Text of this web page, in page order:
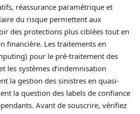
réassurance paramétrique et
du risque permettent aux
des protections plus ciblées tout en
financière. Les traitements en
pour le pré-traitement des
les systèmes d’indemnisation
la gestion des sinistres en quasi-
la question des labels de confiance
Avant de souscrire, vérifiez